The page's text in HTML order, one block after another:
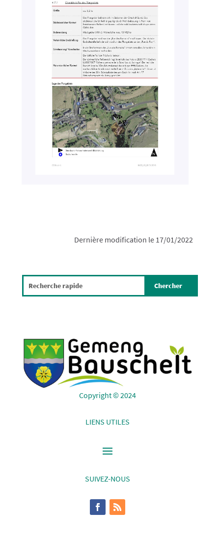
Dernière modification le 17/01/2022
Copyright © 2024
LIENS UTILES
SUIVEZ-NOUS